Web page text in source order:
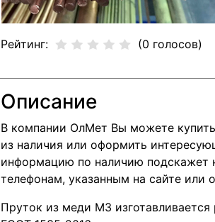
Рейтинг: (0 голосов)
Описание
В компании ОлМет Вы можете
из наличия или оформить
информацию по наличию подскажет
телефонам, указанным на сайте или
Пруток из меди М3